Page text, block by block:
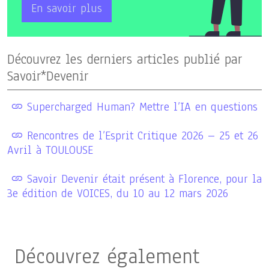
En savoir plus
Découvrez les derniers articles publié par
Savoir*Devenir
Supercharged Human? Mettre l’IA en questions
Rencontres de l’Esprit Critique 2026 – 25 et 26
Avril à TOULOUSE
Savoir Devenir était présent à Florence, pour la
3e édition de VOICES, du 10 au 12 mars 2026
Découvrez également